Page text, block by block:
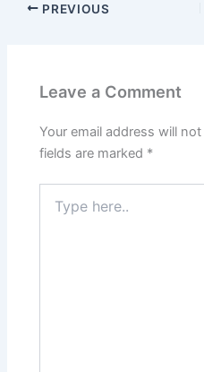
PREVIOUS
Leave a Comment
Your email address will
fields are marked *
here..